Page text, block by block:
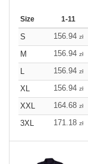
Size 1-11
S 156.94 zł
M
156.94 zł
L
156.94 zł
XL
156.94 zł
XXL
164.68 zł
3XL
171.18 zł